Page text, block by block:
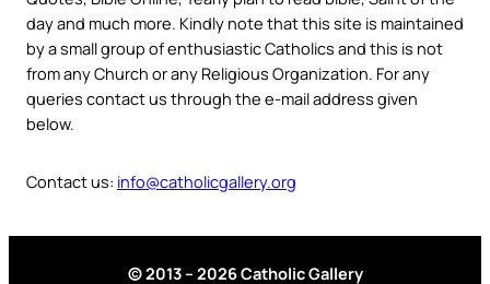
day and much more. Kindly note that this site is maintained
by a small group of enthusiastic Catholics and this is not
from any Church or any Religious Organization. For any
queries contact us through the e-mail address given
below.
Contact us: info@catholicgallery.org
© 2013 – 2026 Catholic Gallery